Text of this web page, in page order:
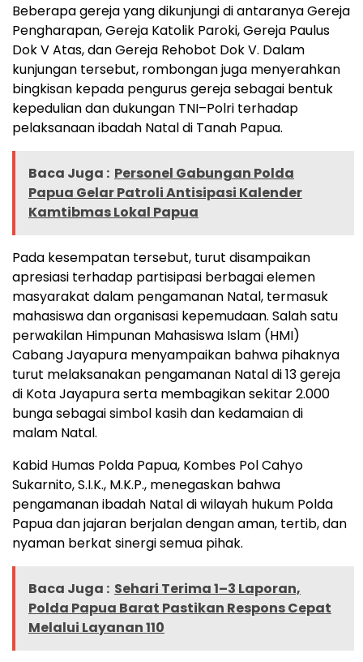
Beberapa gereja yang dikunjungi di antaranya Gereja
Pengharapan, Gereja Katolik Paroki, Gereja Paulus
Dok V Atas, dan Gereja Rehobot Dok V. Dalam
kunjungan tersebut, rombongan juga menyerahkan
bingkisan kepada pengurus gereja sebagai bentuk
kepedulian dan dukungan TNI–Polri terhadap
pelaksanaan ibadah Natal di Tanah Papua.
Baca Juga : Personel Gabungan Polda
Papua Gelar Patroli Antisipasi Kalender
Kamtibmas Lokal Papua
Pada kesempatan tersebut, turut disampaikan
apresiasi terhadap partisipasi berbagai elemen
masyarakat dalam pengamanan Natal, termasuk
mahasiswa dan organisasi kepemudaan. Salah satu
perwakilan Himpunan Mahasiswa Islam (HMI)
Cabang Jayapura menyampaikan bahwa pihaknya
turut melaksanakan pengamanan Natal di 13 gereja
di Kota Jayapura serta membagikan sekitar 2.000
bunga sebagai simbol kasih dan kedamaian di
malam Natal.
Kabid Humas Polda Papua, Kombes Pol Cahyo
Sukarnito, S.I.K., M.K.P., menegaskan bahwa
pengamanan ibadah Natal di wilayah hukum Polda
Papua dan jajaran berjalan dengan aman, tertib, dan
nyaman berkat sinergi semua pihak.
Baca Juga : Sehari Terima 1–3 Laporan,
Polda Papua Barat Pastikan Respons Cepat
Melalui Layanan 110